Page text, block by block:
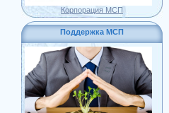
Корпорация МСП
Поддержка МСП